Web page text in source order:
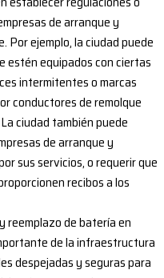
de arranque y
Por ejemplo, la ciudad puede
estén equipados con ciertas
intermitentes o marcas
conductores de remolque
ciudad también puede
de arranque y
sus servicios, o requerir que
recibos a los
reemplazo de batería en
de la infraestructura
despejadas y seguras para